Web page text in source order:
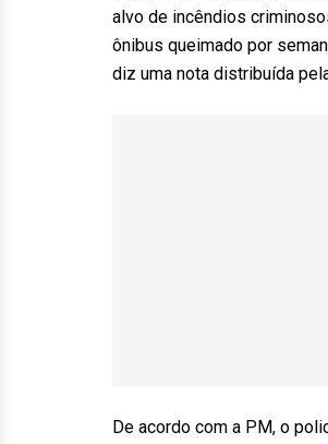
alvo de incêndios
ônibus queimado por
diz uma nota distribuída
De acordo com a PM, o